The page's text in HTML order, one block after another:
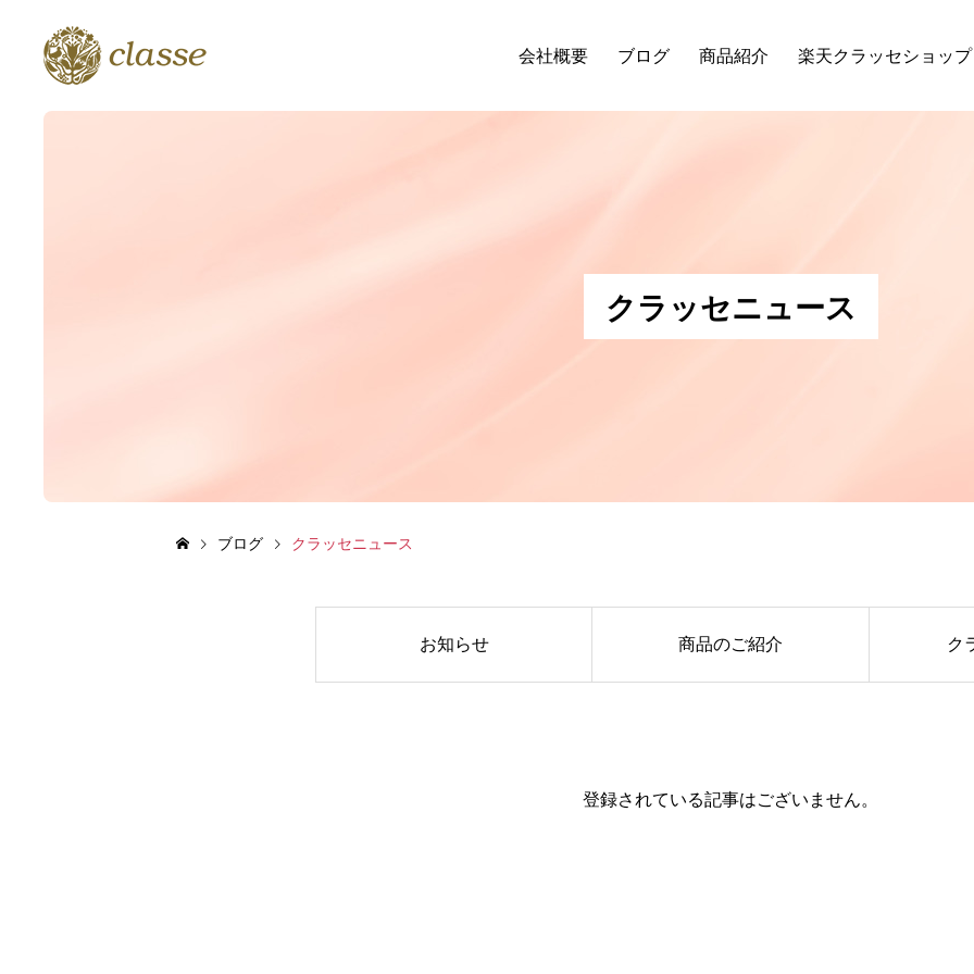
会社概要 ブログ 商品紹介 楽天クラッセショップ
クラッセニュース
ブログ クラッセニュース
お知らせ 商品のご紹介 ク
登録されている記事はございません。